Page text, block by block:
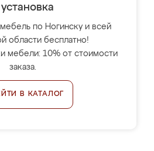
по Ногинску и всей
области бесплатно!
мебели: 10% от стоимости
заказа.
В КАТАЛОГ